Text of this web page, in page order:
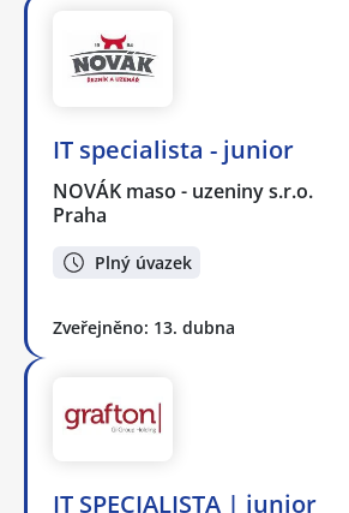
IT specialista - junior
NOVÁK maso - uzeniny s.r.o.
Praha
Plný úvazek
Zveřejněno: 13. dubna
IT SPECIALISTA | junior